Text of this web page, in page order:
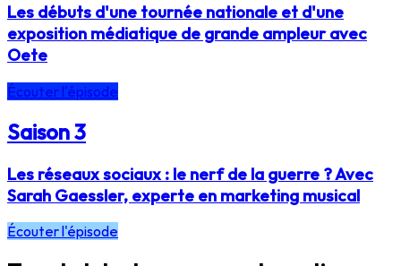
Les débuts d'une tournée nationale et d'une
exposition médiatique de grande ampleur avec
Oete
Écouter l'épisode
Saison 3
Les réseaux sociaux : le nerf de la guerre ? Avec
Sarah Gaessler, experte en marketing musical
Écouter l'épisode